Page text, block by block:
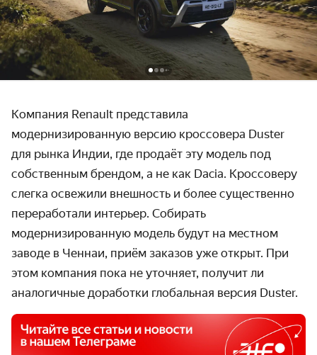
Компания Renault представила
модернизированную версию кроссовера Duster
для рынка Индии, где продаёт эту модель под
собственным брендом, а не как Dacia. Кроссоверу
слегка освежили внешность и более существенно
переработали интерьер. Собирать
модернизированную модель будут на местном
заводе в Ченнаи, приём заказов уже открыт. При
этом компания пока не уточняет, получит ли
аналогичные доработки глобальная версия Duster.